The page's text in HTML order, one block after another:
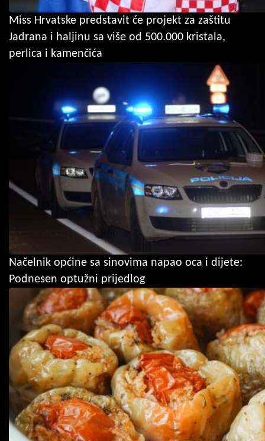
Miss Hrvatske predstavit će projekt za zaštitu
Jadrana i haljinu sa više od 500.000 kristala,
perlica i kamenčića
Načelnik općine sa sinovima napao oca i dijete:
Podnesen optužni prijedlog